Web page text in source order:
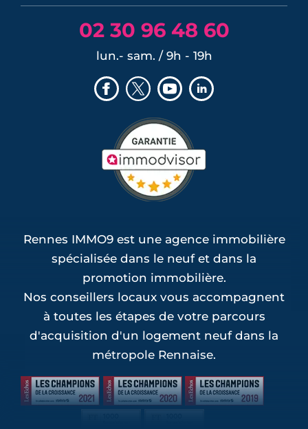
02 30 96 48 60
lun.- sam. / 9h - 19h
Rennes IMMO9 est une agence immobilière
spécialisée dans le neuf et dans la
promotion immobilière.
Nos conseillers locaux vous accompagnent
à toutes les étapes de votre parcours
d'acquisition d'un logement neuf dans la
métropole Rennaise.